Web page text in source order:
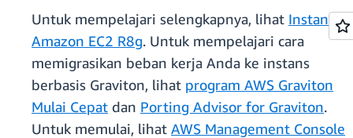
Untuk mempelajari selengkapnya, lihat Instans
Amazon EC2 R8g. Untuk mempelajari cara
memigrasikan beban kerja Anda ke instans
berbasis Graviton, lihat program AWS Graviton
Mulai Cepat dan Porting Advisor for Graviton.
Untuk memulai, lihat AWS Management Console